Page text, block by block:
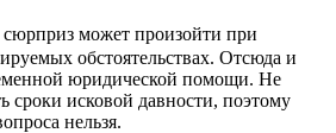
может произойти при
обстоятельствах. Отсюда и
юридической помощи. Не
сроки исковой давности, поэтому
нельзя.